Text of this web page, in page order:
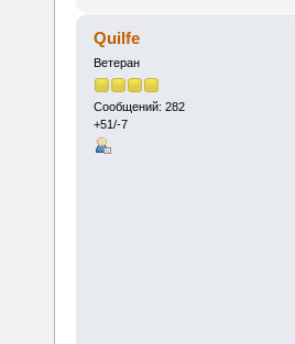
Quilfe
Ветеран
Сообщений: 282
+51/-7